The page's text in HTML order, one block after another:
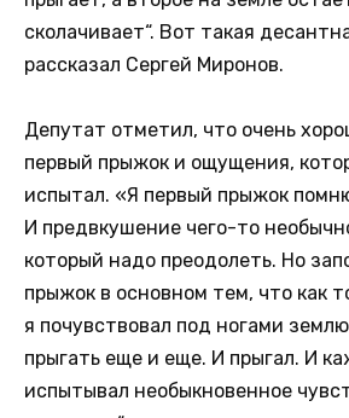
сколачивает“. Вот такая
рассказал Сергей Миронов.
Депутат отметил, что очень
первый прыжок и ощущения,
испытал. «Я первый прыжок
И предвкушение чего-то
который надо преодолеть. Но
прыжок в основном тем, что как
я почувствовал под ногами
прыгать еще и еще. И прыгал. И
испытывал необыкновенное